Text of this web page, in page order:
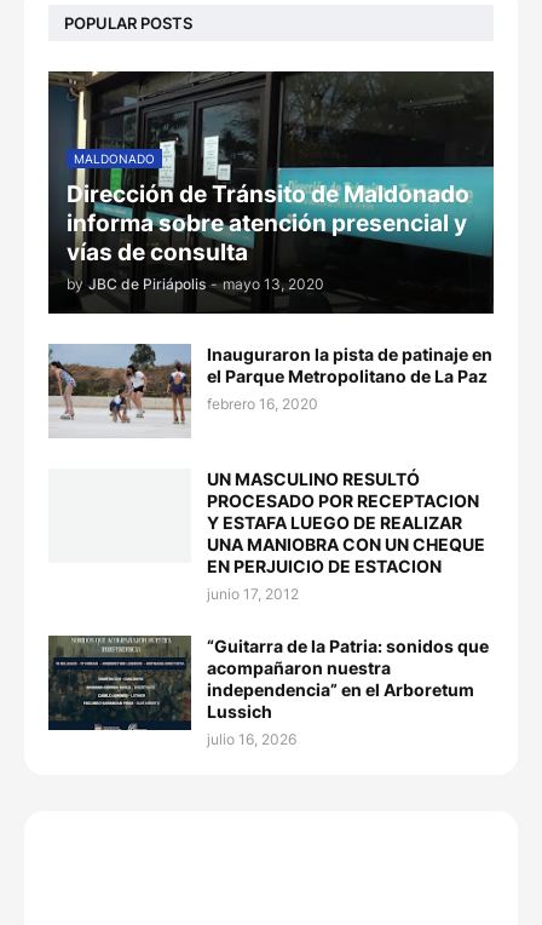
POPULAR POSTS
MALDONADO
Dirección de Tránsito de Maldonado
informa sobre atención presencial y
vías de consulta
by JBC de Piriápolis - mayo 13, 2020
Inauguraron la pista de patinaje en
el Parque Metropolitano de La Paz
febrero 16, 2020
UN MASCULINO RESULTÓ
PROCESADO POR RECEPTACION
Y ESTAFA LUEGO DE REALIZAR
UNA MANIOBRA CON UN CHEQUE
EN PERJUICIO DE ESTACION
junio 17, 2012
“Guitarra de la Patria: sonidos que
acompañaron nuestra
independencia” en el Arboretum
Lussich
julio 16, 2026